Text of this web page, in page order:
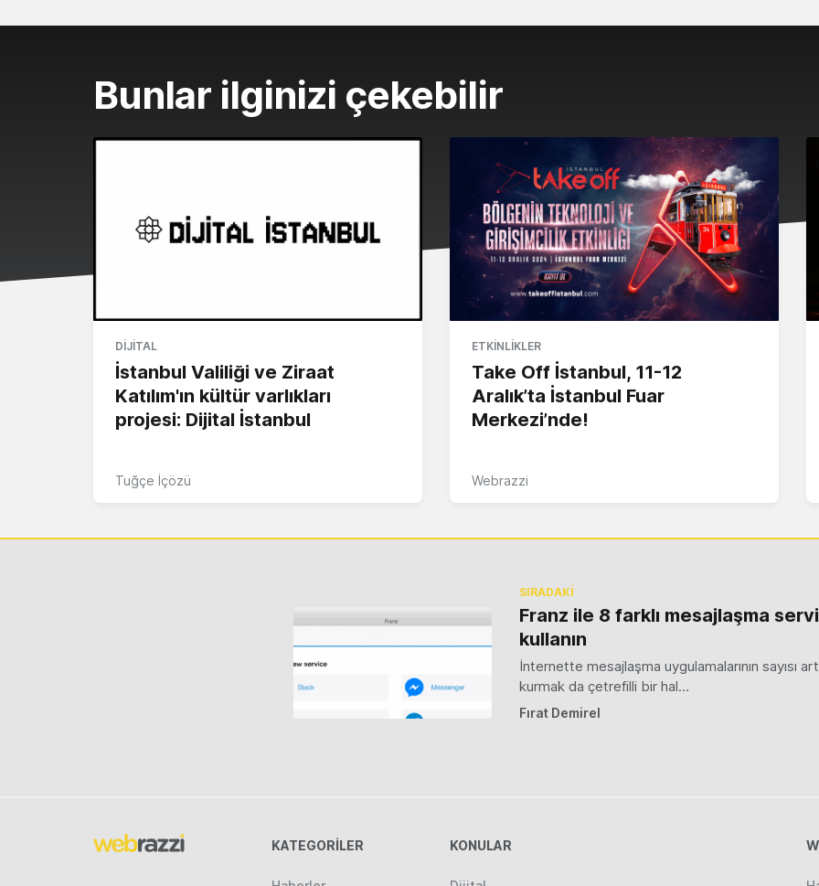
Bunlar ilginizi çekebilir
DIJITAL
İstanbul Valiliği ve Ziraat
Katılım'ın kültür varlıkları
projesi: Dijital İstanbul
Tuğçe İçözü
ETKINLIKLER
Take Off İstanbul, 11-12
Aralık’ta İstanbul Fuar
Merkezi’nde!
Webrazzi
SIRADAKİ
Franz ile 8 farklı mesajlaşma
kullanın
İnternette mesajlaşma uygulamalarının sayısı
kurmak da çetrefilli bir hal…
Fırat Demirel
KATEGORILER KONULAR